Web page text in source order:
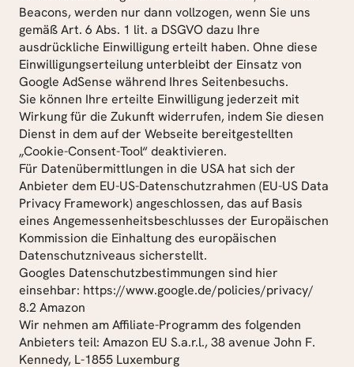
Beacons, werden nur dann vollzogen, wenn Sie uns
gemäß Art. 6 Abs. 1 lit. a DSGVO dazu Ihre
ausdrückliche Einwilligung erteilt haben. Ohne diese
Einwilligungserteilung unterbleibt der Einsatz von
Google AdSense während Ihres Seitenbesuchs.
Sie können Ihre erteilte Einwilligung jederzeit mit
Wirkung für die Zukunft widerrufen, indem Sie diesen
Dienst in dem auf der Webseite bereitgestellten
„Cookie-Consent-Tool“ deaktivieren.
Für Datenübermittlungen in die USA hat sich der
Anbieter dem EU-US-Datenschutzrahmen (EU-US Data
Privacy Framework) angeschlossen, das auf Basis
eines Angemessenheitsbeschlusses der Europäischen
Kommission die Einhaltung des europäischen
Datenschutzniveaus sicherstellt.
Googles Datenschutzbestimmungen sind hier
einsehbar: https://www.google.de/policies/privacy/
8.2 Amazon
Wir nehmen am Affiliate-Programm des folgenden
Anbieters teil: Amazon EU S.a.r.l., 38 avenue John F.
Kennedy, L-1855 Luxemburg